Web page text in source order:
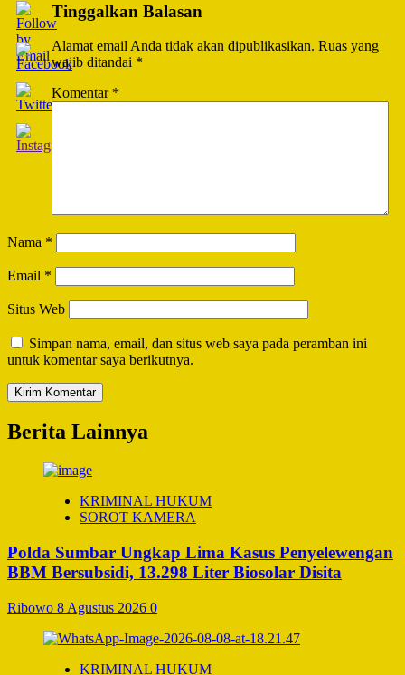
Tinggalkan Balasan
Alamat email Anda tidak akan dipublikasikan. Ruas yang
wajib ditandai *
Komentar *
Nama *
Email *
Situs Web
Simpan nama, email, dan situs web saya pada peramban ini
untuk komentar saya berikutnya.
Berita Lainnya
KRIMINAL HUKUM
SOROT KAMERA
Polda Sumbar Ungkap Lima Kasus Penyelewengan
BBM Bersubsidi, 13.298 Liter Biosolar Disita
Ribowo 8 Agustus 2026 0
KRIMINAL HUKUM